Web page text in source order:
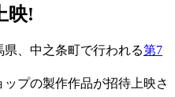
映!
県、中之条町で行われる第7
プの製作作品が招待上映さ